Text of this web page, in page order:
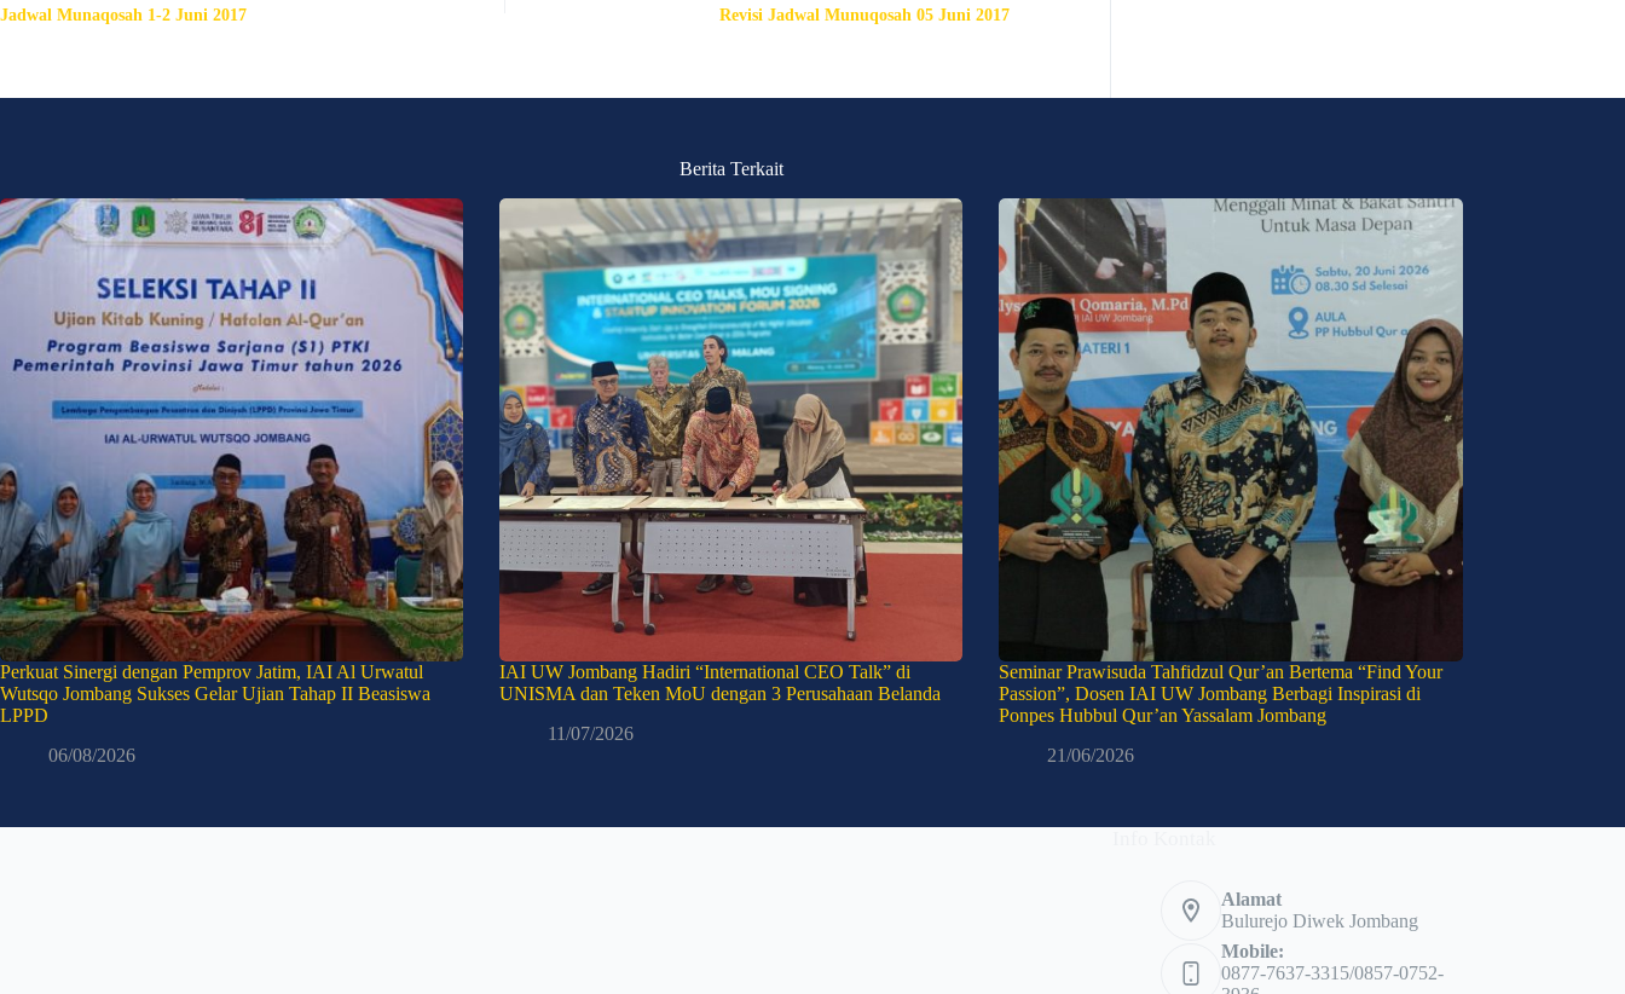
Jadwal Munaqosah 1-2 Juni 2017 Revisi Jadwal Munuqosah 05 Juni 2017
Berita Terkait
Perkuat Sinergi dengan Pemprov Jatim, IAI Al Urwatul
Wutsqo Jombang Sukses Gelar Ujian Tahap II Beasiswa
LPPD
06/08/2026
IAI UW Jombang Hadiri “International CEO Talk” di
UNISMA dan Teken MoU dengan 3 Perusahaan Belanda
11/07/2026
Seminar Prawisuda Tahfidzul Qur’an Bertema “Find Your
Passion”, Dosen IAI UW Jombang Berbagi Inspirasi di
Ponpes Hubbul Qur’an Yassalam Jombang
21/06/2026
Alamat
Bulurejo Diwek Jombang
Mobile:
0877-7637-3315/0857-0752-